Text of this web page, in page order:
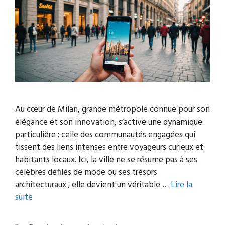
Au cœur de Milan, grande métropole connue pour son
élégance et son innovation, s’active une dynamique
particulière : celle des communautés engagées qui
tissent des liens intenses entre voyageurs curieux et
habitants locaux. Ici, la ville ne se résume pas à ses
célèbres défilés de mode ou ses trésors
architecturaux ; elle devient un véritable …Lire la
suite